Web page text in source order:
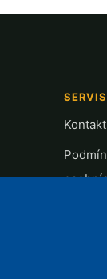
SERVIS
Kontakt